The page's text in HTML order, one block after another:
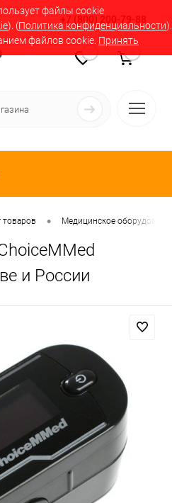
файлы cookie
). (Политика конфиденциальности).
файлов cookie. Принять
+7 (800) 200-79-88
товаров • Медицинское
и России